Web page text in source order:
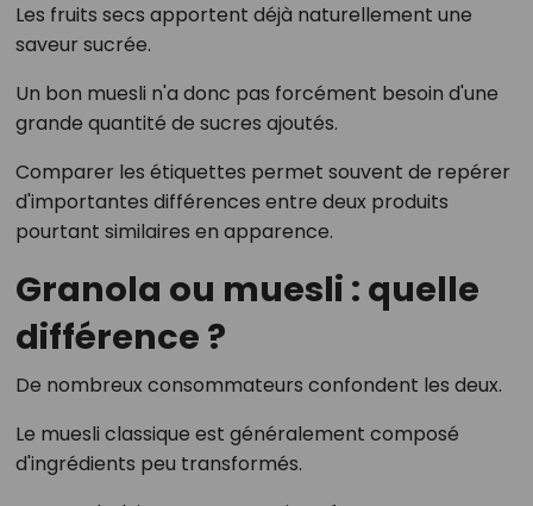
Les fruits secs apportent déjà naturellement une
saveur sucrée.
Un bon muesli n'a donc pas forcément besoin d'une
grande quantité de sucres ajoutés.
Comparer les étiquettes permet souvent de repérer
d'importantes différences entre deux produits
pourtant similaires en apparence.
Granola ou muesli : quelle
différence ?
De nombreux consommateurs confondent les deux.
Le muesli classique est généralement composé
d'ingrédients peu transformés.